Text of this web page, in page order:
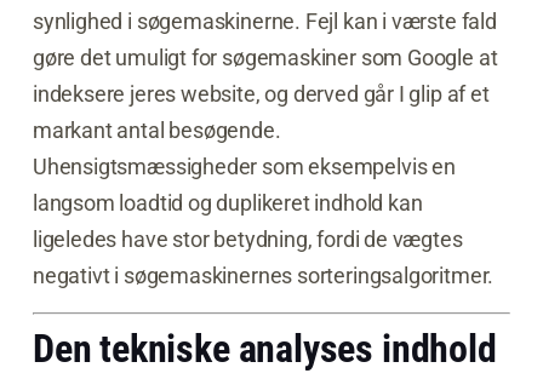
synlighed i søgemaskinerne. Fejl kan i værste fald
gøre det umuligt for søgemaskiner som Google at
indeksere jeres website, og derved går I glip af et
markant antal besøgende.
Uhensigtsmæssigheder som eksempelvis en
langsom loadtid og duplikeret indhold kan
ligeledes have stor betydning, fordi de vægtes
negativt i søgemaskinernes sorteringsalgoritmer.
Den tekniske analyses indhold